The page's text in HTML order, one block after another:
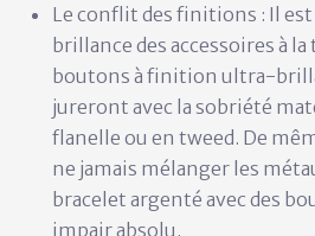
Le conflit des finitions : Il est
brillance des accessoires à
boutons à finition ultra-
jureront avec la sobriété
flanelle ou en tweed. De
ne jamais mélanger les
bracelet argenté avec des
impair absolu.